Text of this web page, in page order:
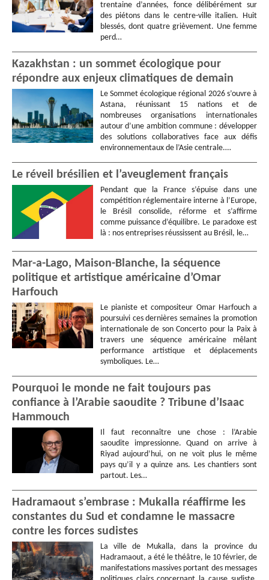
trentaine d’années, fonce délibérément sur
des piétons dans le centre-ville italien. Huit
blessés, dont quatre grièvement. Une femme
perd…
Kazakhstan : un sommet écologique pour
répondre aux enjeux climatiques de demain
Le Sommet écologique régional 2026 s’ouvre à
Astana, réunissant 15 nations et de
nombreuses organisations internationales
autour d’une ambition commune : développer
des solutions collaboratives face aux défis
environnementaux de l’Asie centrale.…
Le réveil brésilien et l’aveuglement français
Pendant que la France s’épuise dans une
compétition réglementaire interne à l’Europe,
le Brésil consolide, réforme et s’affirme
comme puissance d’équilibre. Le paradoxe est
là : nos entreprises réussissent au Brésil, le…
Mar-a-Lago, Maison-Blanche, la séquence
politique et artistique américaine d’Omar
Harfouch
Le pianiste et compositeur Omar Harfouch a
poursuivi ces dernières semaines la promotion
internationale de son Concerto pour la Paix à
travers une séquence américaine mêlant
performance artistique et déplacements
symboliques. Le…
Pourquoi le monde ne fait toujours pas
confiance à l’Arabie saoudite ? Tribune d’Isaac
Hammouch
Il faut reconnaître une chose : l’Arabie
saoudite impressionne. Quand on arrive à
Riyad aujourd’hui, on ne voit plus le même
pays qu’il y a quinze ans. Les chantiers sont
partout. Les…
Hadramaout s’embrase : Mukalla réaffirme les
constantes du Sud et condamne le massacre
contre les forces sudistes
La ville de Mukalla, dans la province du
Hadramaout, a été le théâtre, le 10 février, de
manifestations massives portant des messages